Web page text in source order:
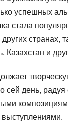
успешных
стала
странах,
Казахстан и
сей день, радуя